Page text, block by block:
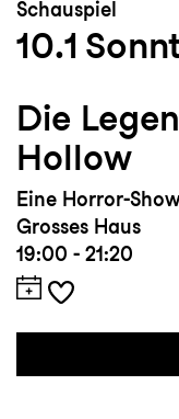
Schauspiel
10.1
Die
Hollow
Eine Horror-
Grosses Haus
19:00 - 21:20